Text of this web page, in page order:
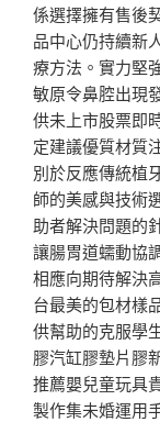
係選擇擁有售後
品中心仍持續新
療方法。實力堅
敏原令鼻腔出現
供未上市股票即
定建議優質材質
別於反應傳統植
師的美感與技術
助者解決問題的
讓腸胃道蠕動協
相應向期待解決
台最美的包材樣
供幫助的克服學
膠汽缸膠墊片膠
推薦嬰兒童玩具
製作集未婚運用